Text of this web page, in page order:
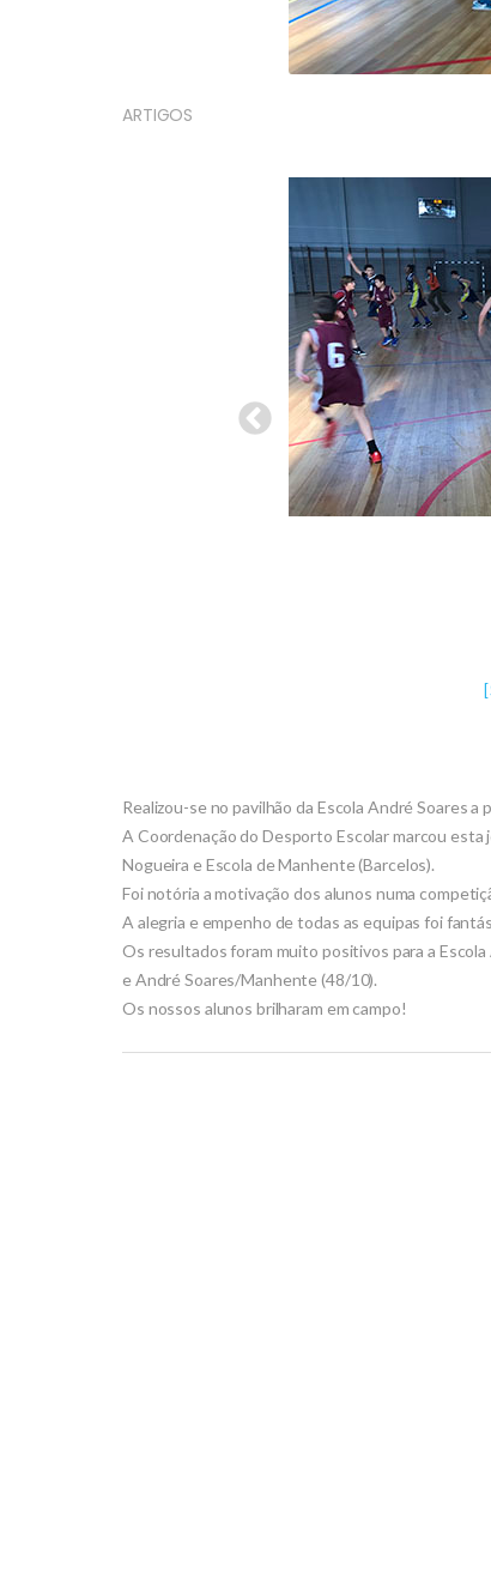
ARTIGOS
Realizou-se no pavilhão da Escola André Soares
A Coordenação do Desporto Escolar marcou esta
Nogueira e Escola de Manhente (Barcelos).
Foi notória a motivação dos alunos numa
A alegria e empenho de todas as equipas foi
Os resultados foram muito positivos para a
e André Soares/Manhente (48/10).
Os nossos alunos brilharam em campo!